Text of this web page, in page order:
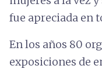
fue apreciada en
En los años 80
exposiciones de